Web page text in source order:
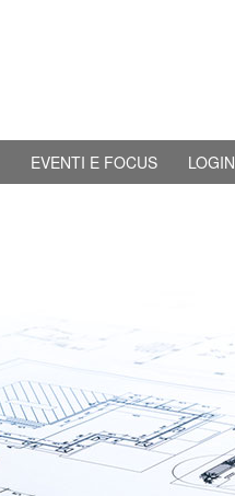
EVENTI E FOCUS LOGIN